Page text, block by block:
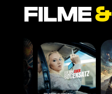
FILME&